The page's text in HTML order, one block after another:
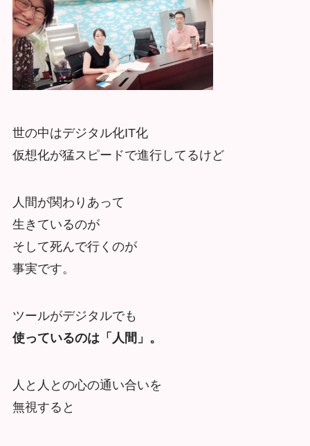
世の中はデジタル化IT化
仮想化が猛スピードで進行してるけど
人間が関わりあって
生きているのが
そして死んで行くのが
事実です。
ツールがデジタルでも
使っているのは「人間」。
人と人との心の通い合いを
無視すると